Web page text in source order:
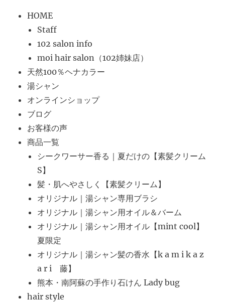
HOME
Staff
102 salon info
moi hair salon（102姉妹店）
天然100％ヘナカラー
湯シャン
オンラインショップ
ブログ
お客様の声
商品一覧
シークワーサー香る｜夏だけの【素髪クリーム
S】
髪・肌へやさしく【素髪クリーム】
オリジナル｜湯シャン専用ブラシ
オリジナル｜湯シャン用オイル＆バーム
オリジナル｜湯シャン用オイル【mint cool】
夏限定
オリジナル｜湯シャン髪の香水【k a m i k a z
a r i 藤】
熊本・南阿蘇の手作り石けん Lady bug
hair style